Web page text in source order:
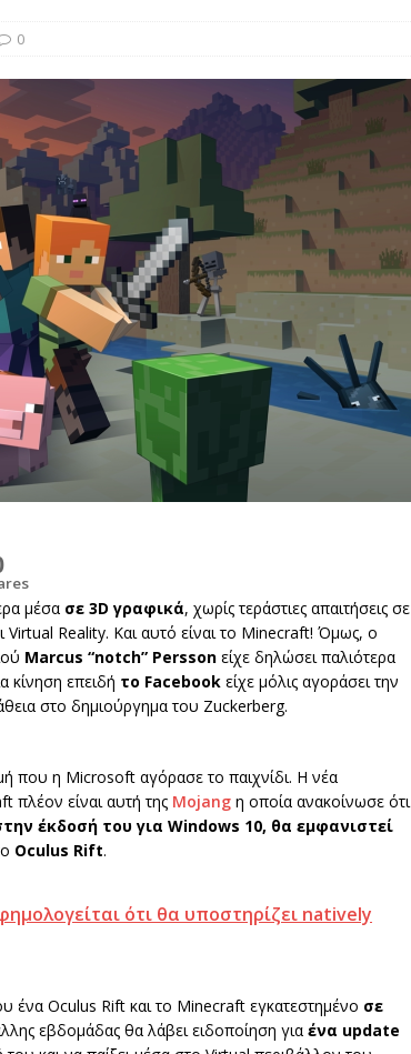
Ανοίξτε και εσείς λογαριασμό και πάρτε €10 δώρο
λειτουργίας κέντρου εξόρυξης στην Κίνα
0
μέσα σε 3D γραφικά, χωρίς τεράστιες απαιτήσεις σε
Virtual Reality. Και αυτό είναι το Minecraft! Όμως, ο
Marcus “notch” Perssοn είχε δηλώσει παλιότερα
κίνηση επειδή το Facebook είχε μόλις αγοράσει την
στο δημιούργημα του Zuckerberg.
που η Microsoft αγόρασε το παιχνίδι. Η νέα
πλέον είναι αυτή της Mojang η οποία ανακοίνωσε ότι
έκδοσή του για Windows 10, θα εμφανιστεί
Oculus Rift.
ότι θα υποστηρίζει natively
ένα Oculus Rift και το Minecraft εγκατεστημένο σε
εβδομάδας θα λάβει ειδοποίηση για ένα update